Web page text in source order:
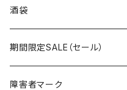
ROUTE 100～199号線
ROUTE 0～99号線
ROUTE 100～199号線
岩手県
宮城県
秋田県
酒袋
期間限定SALE（セール）
障害者マーク